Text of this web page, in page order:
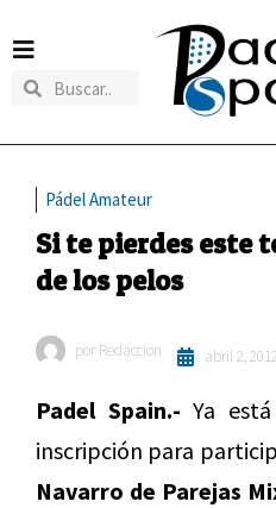
Pádel Amateur
Si te pierdes este
de los pelos
por Redaccion abril 2, 2012
Padel Spain.- Ya
inscripción para
Navarro de Parejas